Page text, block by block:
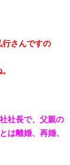
行さんですの
社長で、父親の
は離婚、再婚、